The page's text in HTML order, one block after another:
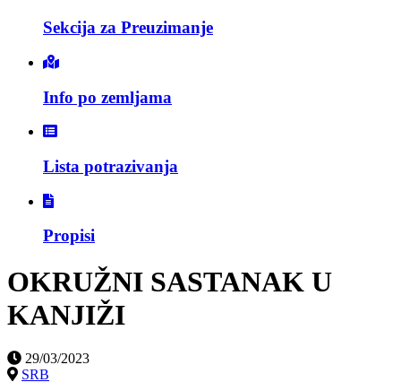
Sekcija za Preuzimanje
Info po zemljama
Lista potrazivanja
Propisi
OKRUŽNI SASTANAK U
KANJIŽI
29/03/2023
SRB